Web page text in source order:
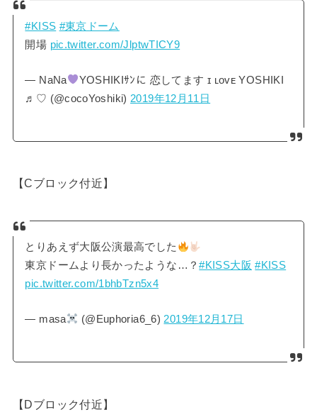
#KISS #東京ドーム
開場 pic.twitter.com/JlptwTICY9
— NaNa
YOSHIKIｻﾝに 恋してます ɪ ʟᴏᴠᴇ YOSHIKI
♬︎♡ (@cocoYoshiki) 2019年12月11日
【Cブロック付近】
とりあえず大阪公演最高でした
東京ドームより長かったような…？#KISS大阪 #KISS
pic.twitter.com/1bhbTzn5x4
— masa (@Euphoria6_6) 2019年12月17日
【Dブロック付近】